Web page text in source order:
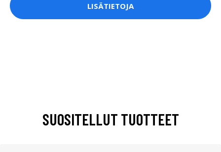
LISÄTIETOJA
SUOSITELLUT TUOTTEET